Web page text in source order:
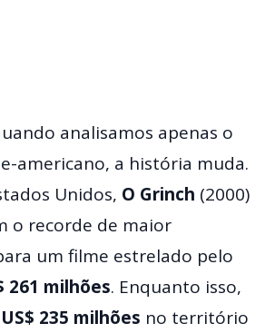
analisamos apenas o
americano, a história muda.
Unidos, O Grinch (2000)
o recorde de maior
um filme estrelado pelo
261 milhões. Enquanto isso,
US$ 235 milhões no território